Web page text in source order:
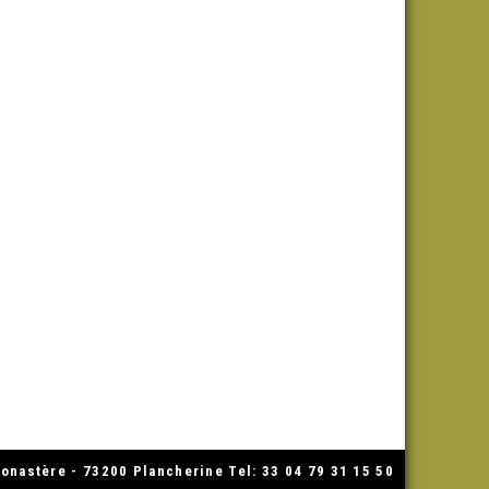
- 73200 Plancherine Tel: 33 04 79 31 15 50